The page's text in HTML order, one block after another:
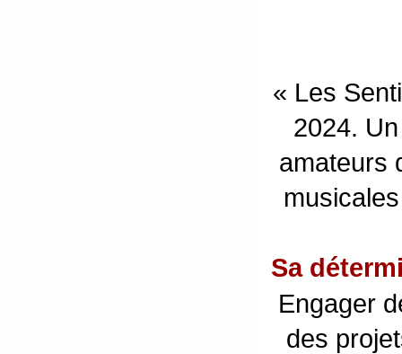
« Les
2024.
amateurs
Sa
Engager
des